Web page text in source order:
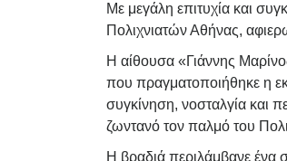
Με μεγάλη επιτυχία και
Πολιχνιατών Αθήνας,
Η αίθουσα «Γιάννης
που πραγματοποιήθηκε η
συγκίνηση, νοσταλγία και
ζωντανό τον παλμό του
Η βραδιά περιλάμβανε ένα